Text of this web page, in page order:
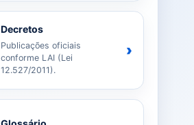
Decretos
Publicações oficiais
conforme LAI (Lei
12.527/2011).
›